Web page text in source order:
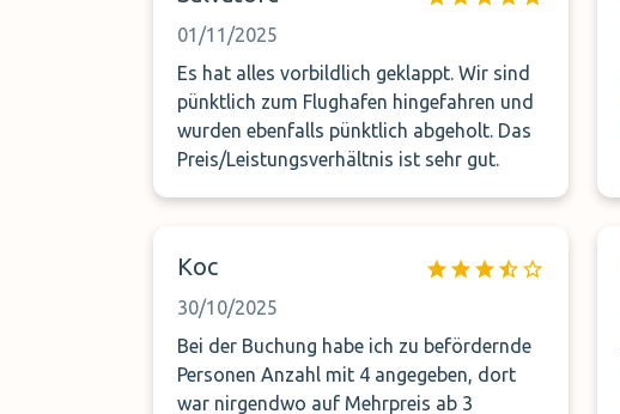
01/11/2025
Es hat alles vorbildlich geklappt. Wir sind
pünktlich zum Flughafen hingefahren und
wurden ebenfalls pünktlich abgeholt. Das
Preis/Leistungsverhältnis ist sehr gut.
Koc
30/10/2025
Bei der Buchung habe ich zu befördernde
Personen Anzahl mit 4 angegeben, dort
war nirgendwo auf Mehrpreis ab 3